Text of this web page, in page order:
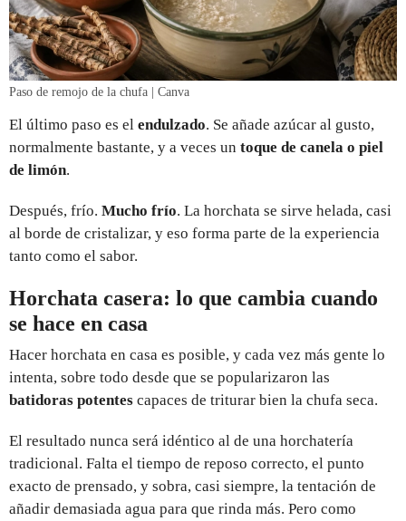
Paso de remojo de la chufa | Canva
El último paso es el endulzado. Se añade azúcar al gusto,
normalmente bastante, y a veces un toque de canela o piel
de limón.
Después, frío. Mucho frío. La horchata se sirve helada, casi
al borde de cristalizar, y eso forma parte de la experiencia
tanto como el sabor.
Horchata casera: lo que cambia cuando
se hace en casa
Hacer horchata en casa es posible, y cada vez más gente lo
intenta, sobre todo desde que se popularizaron las
batidoras potentes capaces de triturar bien la chufa seca.
El resultado nunca será idéntico al de una horchatería
tradicional. Falta el tiempo de reposo correcto, el punto
exacto de prensado, y sobra, casi siempre, la tentación de
añadir demasiada agua para que rinda más. Pero como